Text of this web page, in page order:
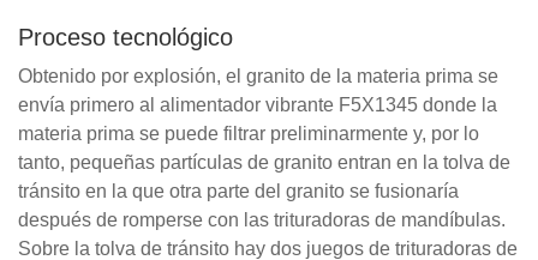
Proceso tecnológico
Obtenido por explosión, el granito de la materia prima se
envía primero al alimentador vibrante F5X1345 donde la
materia prima se puede filtrar preliminarmente y, por lo
tanto, pequeñas partículas de granito entran en la tolva de
tránsito en la que otra parte del granito se fusionaría
después de romperse con las trituradoras de mandíbulas.
Sobre la tolva de tránsito hay dos juegos de trituradoras de